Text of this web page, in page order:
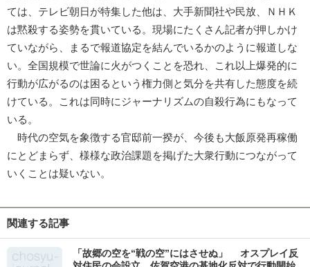
ては、テレビ朝日が特集した他は、大手新聞社や民放、ＮＨＫ
は黙殺する姿勢を貫いている。現場にたくさん記者が押しかけ
ていながら、まるで報道協定を結んでいるかのように報道しな
い。全国規模で世論に火がつくことを恐れ、これ以上爆発的に
行動が広がるのは困るという権力側と気分を共有した態度を続
けている。これは同時にジャーナリズムの自殺行為にもなって
いる。
時代の空気を象徴する官邸前一揆が、今後も大飯原発再稼働
にとどまらず、様様な政治課題を掲げた大衆行動につながって
いくことは疑いない。
関連する記事
「故郷の空を“戦の空”にはさせぬ」 オスプレイ反